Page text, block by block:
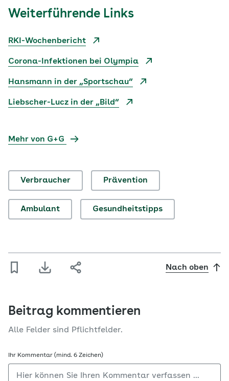
Weiterführende Links
RKI-Wochenbericht
Corona-Infektionen bei Olympia
Hansmann in der „Sportschau“
Liebscher-Lucz in der „Bild“
Mehr von G+G
Verbraucher Prävention
Ambulant Gesundheitstipps
Nach oben
Beitrag kommentieren
Alle Felder sind Pflichtfelder.
Ihr Kommentar (mind. 6 Zeichen)